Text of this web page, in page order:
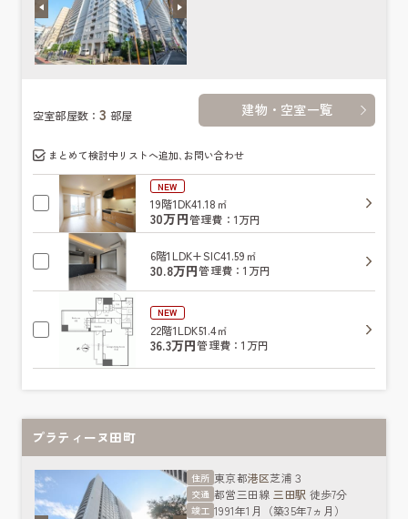
空室部屋数：3 部屋 建物・空室一覧
まとめて検討中リストへ追加､お問い合わせ
NEW
19階1DK41.18㎡
30万円管理費：1万円
6階1LDK+SIC41.59㎡
30.8万円管理費：1万円
NEW
22階1LDK51.4㎡
36.3万円管理費：1万円
プラティーヌ田町
住所 東京都港区芝浦３
交通 都営三田線 三田駅 徒歩7分
竣工 1991年1月（築35年7ヵ月）